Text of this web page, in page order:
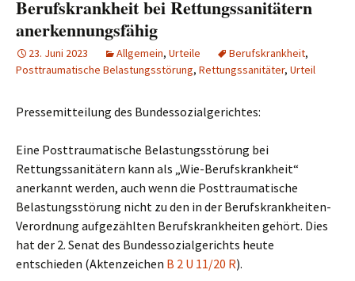
Berufskrankheit bei Rettungssanitätern
anerkennungsfähig
23. Juni 2023 Allgemein, Urteile Berufskrankheit,
Posttraumatische Belastungsstörung, Rettungssanitäter, Urteil
Pressemitteilung des Bundessozialgerichtes:
Eine Posttraumatische Belastungsstörung bei
Rettungssanitätern kann als „Wie-Berufskrankheit“
anerkannt werden, auch wenn die Posttraumatische
Belastungsstörung nicht zu den in der Berufskrankheiten-
Verordnung aufgezählten Berufskrankheiten gehört. Dies
hat der 2. Senat des Bundessozialgerichts heute
entschieden (Aktenzeichen B 2 U 11/20 R).